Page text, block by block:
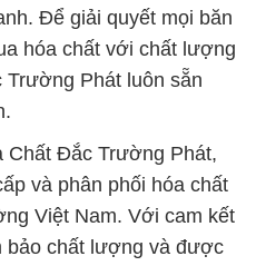
Để giải quyết mọi băn
hóa chất với chất lượng
Phát luôn sẵn
Chất Đắc Trường Phát,
và phân phối hóa chất
Việt Nam. Với cam kết
bảo chất lượng và được